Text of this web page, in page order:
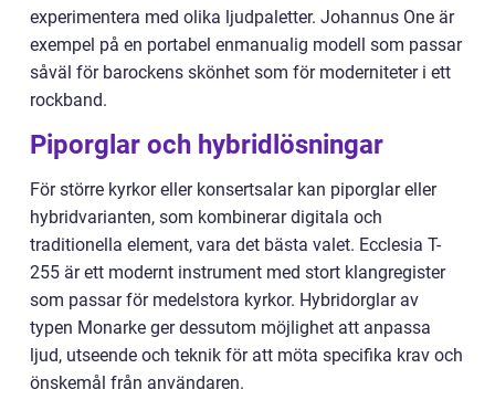
experimentera med olika ljudpaletter. Johannus One är
exempel på en portabel enmanualig modell som passar
såväl för barockens skönhet som för moderniteter i ett
rockband.
Piporglar och hybridlösningar
För större kyrkor eller konsertsalar kan piporglar eller
hybridvarianten, som kombinerar digitala och
traditionella element, vara det bästa valet. Ecclesia T-
255 är ett modernt instrument med stort klangregister
som passar för medelstora kyrkor. Hybridorglar av
typen Monarke ger dessutom möjlighet att anpassa
ljud, utseende och teknik för att möta specifika krav och
önskemål från användaren.